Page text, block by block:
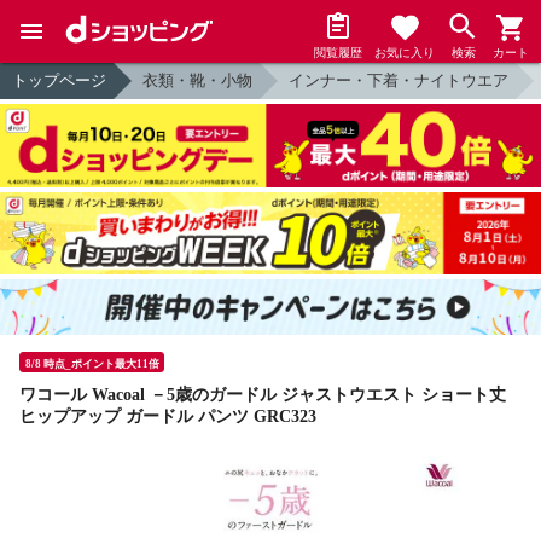
閲覧履歴 お気に入り 検索 カート
トップページ 衣類・靴・小物 インナー・下着・ナイトウエア
8/8 時点_ポイント最大11倍
ワコール Wacoal －5歳のガードル ジャストウエスト ショート丈
ヒップアップ ガードル パンツ GRC323